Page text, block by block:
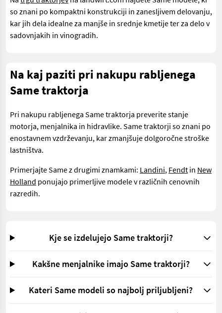
so znani po kompaktni konstrukciji in zanesljivem delovanju,
kar jih dela idealne za manjše in srednje kmetije ter za delo v
sadovnjakih in vinogradih.
Na kaj paziti pri nakupu rabljenega
Same traktorja
Pri nakupu rabljenega Same traktorja preverite stanje
motorja, menjalnika in hidravlike. Same traktorji so znani po
enostavnem vzdrževanju, kar zmanjšuje dolgoročne stroške
lastništva.
Primerjajte Same z drugimi znamkami: Landini, Fendt in New
Holland ponujajo primerljive modele v različnih cenovnih
razredih.
Kje se izdelujejo Same traktorji?
Kakšne menjalnike imajo Same traktorji?
Kateri Same modeli so najbolj priljubljeni?